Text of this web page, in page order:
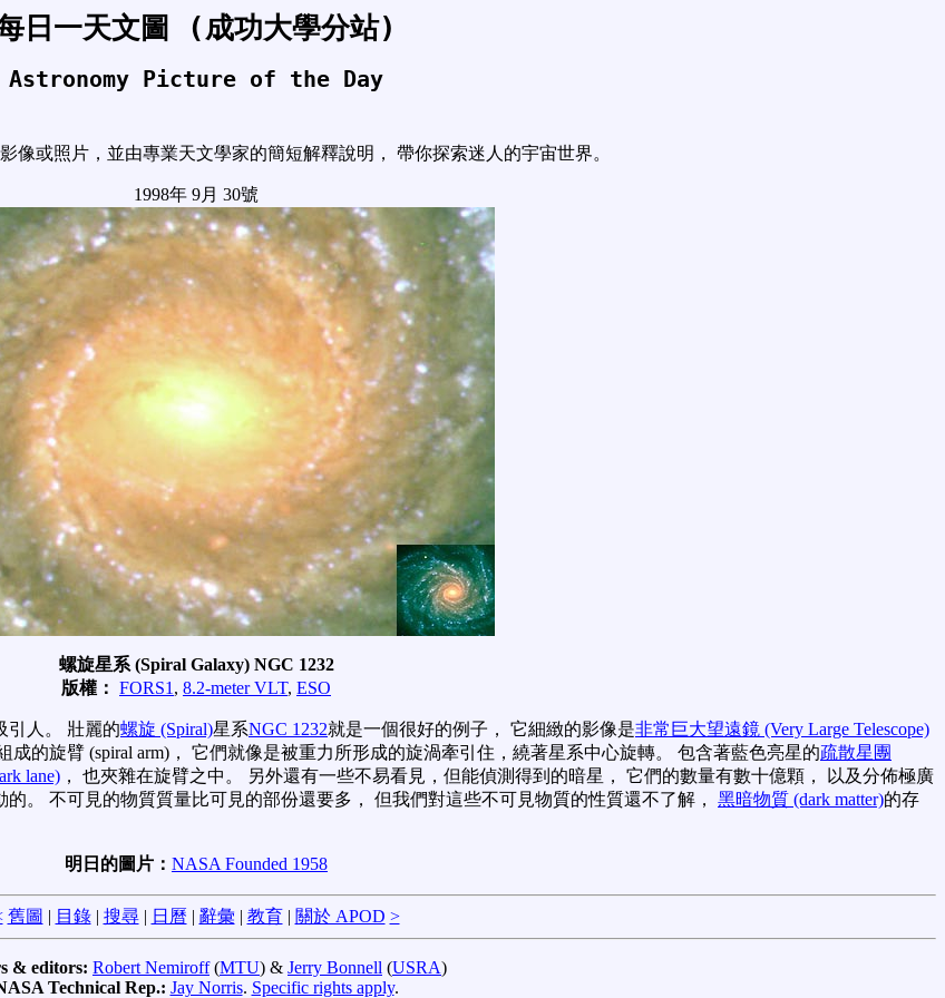
日一天文圖 (成功大學分站)
Astronomy Picture of the Day
像或照片，並由專業天文學家的簡短解釋說明， 帶你探索迷人的宇宙世界。
1998年 9月 30號
螺旋星系 (Spiral Galaxy) NGC 1232
版權： FORS1 , 8.2-meter VLT, ESO
引人。 壯麗的螺旋 (Spiral)星系NGC 1232就是一個很好的例子， 它細緻的影像是非常巨大望遠鏡 (Very Large Telescope)
成的旋臂 (spiral arm)， 它們就像是被重力所形成的旋渦牽引住，繞著星系中心旋轉。 包含著藍色亮星的疏散星團
lane) ， 也夾雜在旋臂之中。 另外還有一些不易看見，但能偵測得到的暗星， 它們的數量有數十億顆， 以及分佈極廣
的。 不可見的物質質量比可見的部份還要多， 但我們對這些不可見物質的性質還不了解， 黑暗物質 (dark matter)的存
明日的圖片： NASA Founded 1958
舊圖 | 目錄| 搜尋| 日曆 | 辭彙 | 教育| 關於 APOD >
& editors: Robert Nemiroff(MTU) & Jerry Bonnell (USRA)
Technical Rep.: Jay Norris. Specific rights apply.